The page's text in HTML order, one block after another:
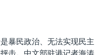
暴民政治、无法实现民主
击。中文部驻港记者海涛